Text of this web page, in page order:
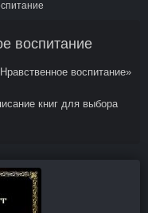
воспитание
воспитание»
книг для выбора